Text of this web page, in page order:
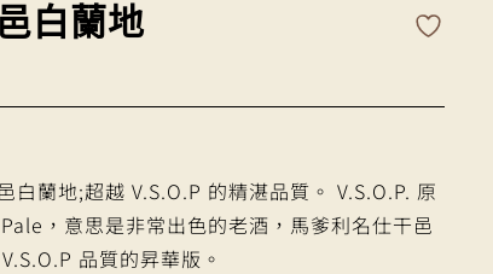
白蘭地
白蘭地;超越 V.S.O.P 的精湛品質。 V.S.O.P. 原
，意思是非常出色的老酒，馬爹利名仕干邑
品質的昇華版。